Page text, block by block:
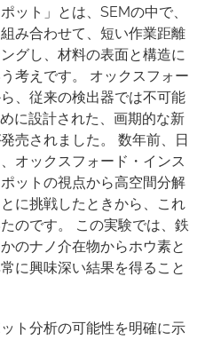
ット」とは、SEMの中で、
み合わせて、短い作業距離
グし、材料の表面と構造に
考えです。 オックスフォー
、従来の検出器では不可能
に設計された、画期的な新
売されました。 数年前、日
オックスフォード・インス
ットの視点から高空間分解
に挑戦したときから、これ
のです。 この実験では、鉄
のナノ介在物からホウ素と
に興味深い結果を得ること
ト分析の可能性を明確に示